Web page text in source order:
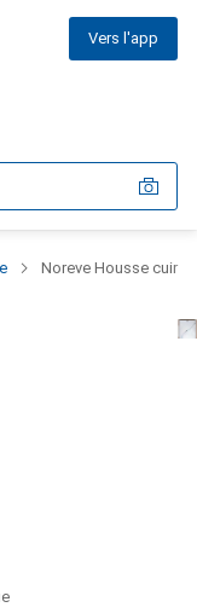
Vers l'app
Noreve Housse cuir